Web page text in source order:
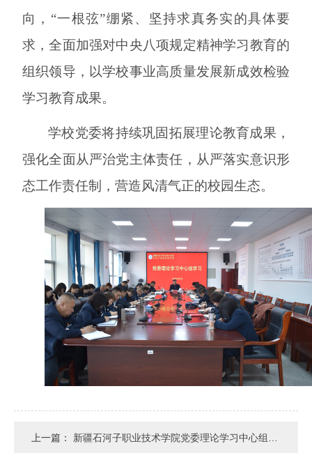
向，“一根弦”绷紧、坚持求真务实的具体要
求，全面加强对中央八项规定精神学习教育的
组织领导，以学校事业高质量发展新成效检验
学习教育成果。
学校党委将持续巩固拓展理论教育成果 ，
强化全面从严治党主体责任，从严落实意识形
态工作责任制，营造风清气正的校园生态。
上一篇： 新疆石河子职业技术学院党委理论学习中心组举行2025年第三次集体学习